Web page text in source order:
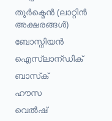
തുർക്മെൻ (ലാറ്റിൻ
അക്ഷരങ്ങൾ)
ബോസ്നിയൻ
ഐസ്‌ലാന്ഡിക്
ബാസ്‌ക്
ഹൗസ
വെൽഷ്